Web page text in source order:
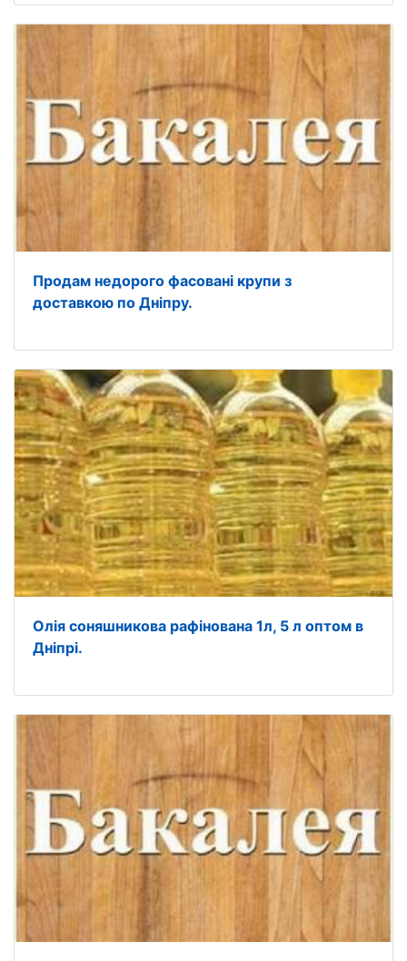
Продам недорого фасовані крупи з
доставкою по Дніпру.
Олія соняшникова рафінована 1л, 5 л оптом в
Дніпрі.